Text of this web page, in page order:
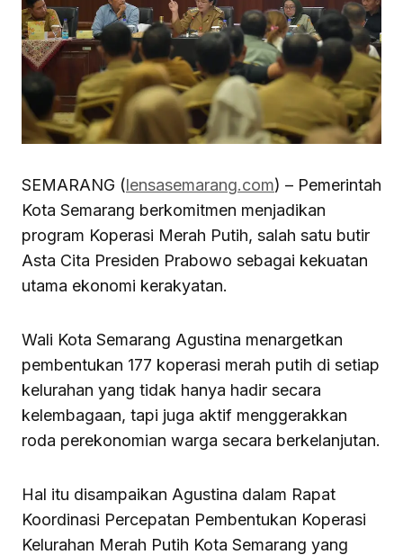
SEMARANG (lensasemarang.com) – Pemerintah
Kota Semarang berkomitmen menjadikan
program Koperasi Merah Putih, salah satu butir
Asta Cita Presiden Prabowo sebagai kekuatan
utama ekonomi kerakyatan.
Wali Kota Semarang Agustina menargetkan
pembentukan 177 koperasi merah putih di setiap
kelurahan yang tidak hanya hadir secara
kelembagaan, tapi juga aktif menggerakkan
roda perekonomian warga secara berkelanjutan.
Hal itu disampaikan Agustina dalam Rapat
Koordinasi Percepatan Pembentukan Koperasi
Kelurahan Merah Putih Kota Semarang yang